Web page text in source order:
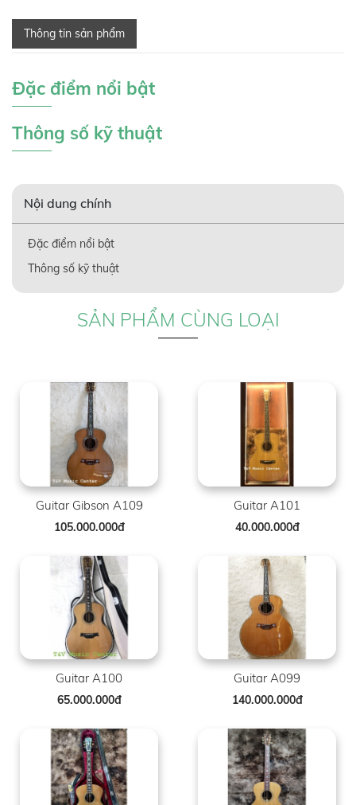
Thông tin sản phẩm
Đặc điểm nổi bật
Thông số kỹ thuật
Nội dung chính
Đặc điểm nổi bật
Thông số kỹ thuật
SẢN PHẨM CÙNG LOẠI
Guitar Gibson A109
105.000.000đ
Guitar A101
40.000.000đ
Guitar A100
65.000.000đ
Guitar A099
140.000.000đ